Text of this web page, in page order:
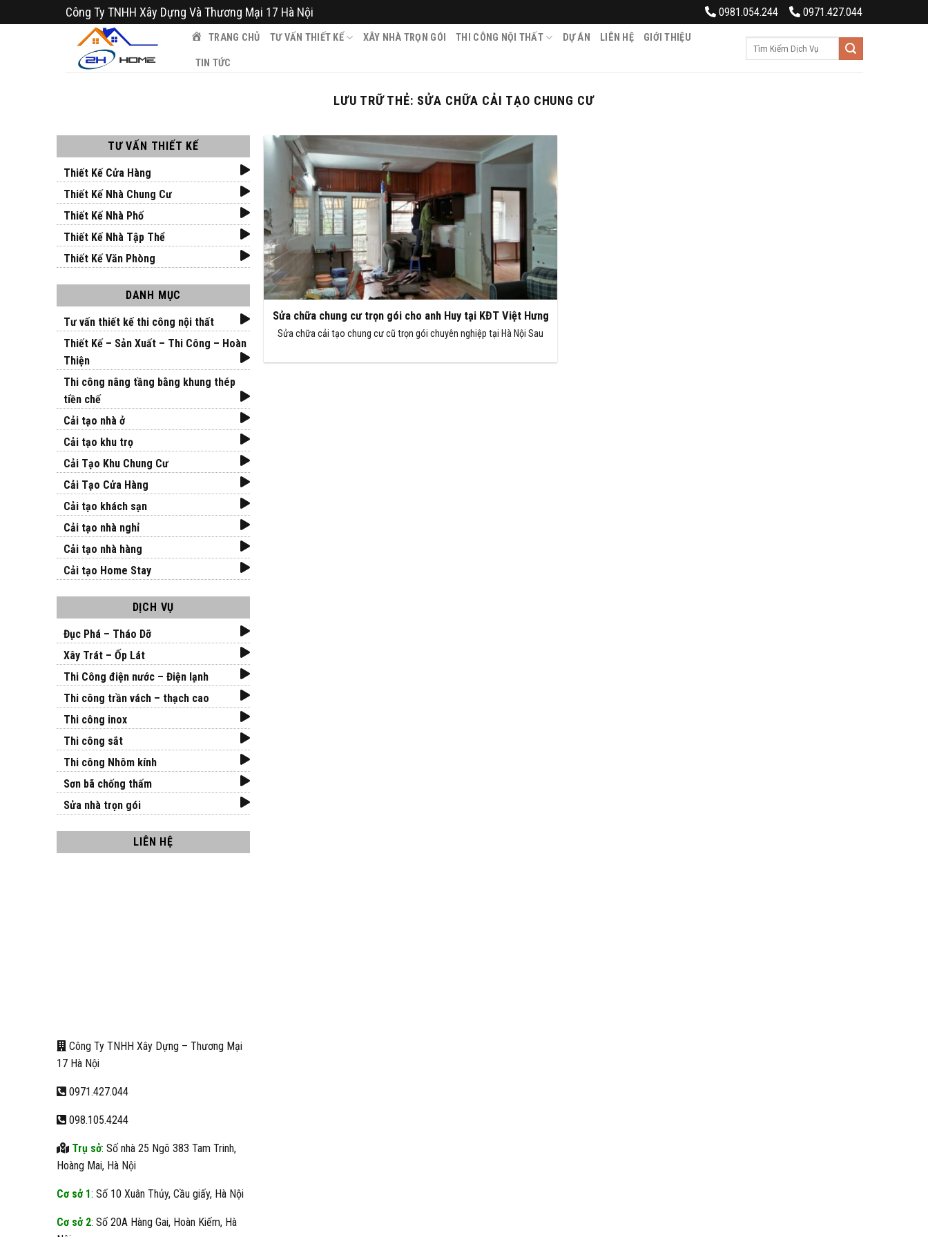
qua
Công Ty TNHH Xây Dựng Và Thương Mại 17 Hà Nội 0981.054.244 0971.427.044
TRANG CHỦ TƯ VẤN THIẾT KẾ XÂY NHÀ TRỌN GÓI THI CÔNG NỘI THẤT DỰ ÁN LIÊN HỆ GIỚI THIỆU
TIN TỨC
LƯU TRỮ THẺ: SỬA CHỮA CẢI TẠO CHUNG CƯ
TƯ VẤN THIẾT KẾ
Thiết Kế Cửa Hàng
Thiết Kế Nhà Chung Cư
Thiết Kế Nhà Phố
Thiết Kế Nhà Tập Thể
Thiết Kế Văn Phòng
DANH MỤC
Tư vấn thiết kế thi công nội thất
Thiết Kế – Sản Xuất – Thi Công – Hoàn
Thiện
Thi công nâng tầng bằng khung thép
tiền chế
Cải tạo nhà ở
Cải tạo khu trọ
Cải Tạo Khu Chung Cư
Cải Tạo Cửa Hàng
Cải tạo khách sạn
Cải tạo nhà nghỉ
Cải tạo nhà hàng
Cải tạo Home Stay
DỊCH VỤ
Đục Phá – Tháo Dỡ
Xây Trát – Ốp Lát
Thi Công điện nước – Điện lạnh
Thi công trần vách – thạch cao
Thi công inox
Thi công sắt
Thi công Nhôm kính
Sơn bã chống thấm
Sửa nhà trọn gói
LIÊN HỆ
Công Ty TNHH Xây Dựng – Thương Mại
17 Hà Nội
0971.427.044
098.105.4244
Trụ sở: Số nhà 25 Ngõ 383 Tam Trinh,
Hoàng Mai, Hà Nội
Cơ sở 1: Số 10 Xuân Thủy, Cầu giấy, Hà Nội
Cơ sở 2: Số 20A Hàng Gai, Hoàn Kiếm, Hà
Sửa chữa chung cư trọn gói cho anh Huy tại KĐT Việt Hưng
Sửa chữa cải tạo chung cư cũ trọn gói chuyên nghiệp tại Hà Nội Sau